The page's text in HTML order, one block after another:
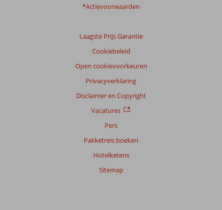
*Actievoorwaarden
Laagste Prijs Garantie
Cookiebeleid
Open cookievoorkeuren
Privacyverklaring
Disclaimer en Copyright
Vacatures
Pers
Pakketreis boeken
Hotelketens
Sitemap